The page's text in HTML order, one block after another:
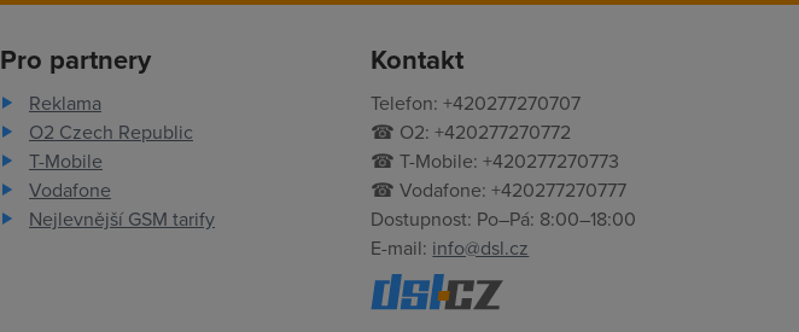
Pro partnery
Reklama
O2 Czech Republic
T-Mobile
Vodafone
Nejlevnější GSM tarify
Kontakt
Telefon: +420277270707
☎ O2: +420277270772
☎ T-Mobile: +420277270773
☎ Vodafone: +420277270777
Dostupnost: Po–Pá: 8:00–18:00
E-mail: info@dsl.cz